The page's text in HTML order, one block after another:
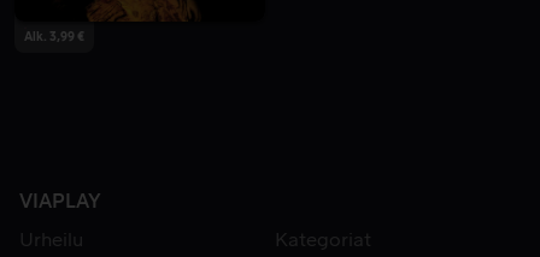
Alk. 3,99 €
VIAPLAY
Urheilu
Kategoriat